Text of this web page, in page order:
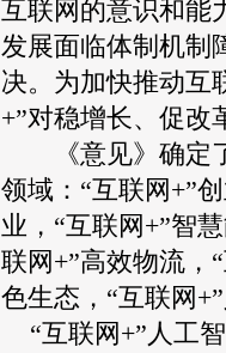
互联网的意识和能
发展面临体制机制
决。为加快推动互
+”对稳增长、促改
《意见》确定了
领域：“互联网+”
业，“互联网+”智
联网+”高效物流，
色生态，“互联网
“互联网+”人工